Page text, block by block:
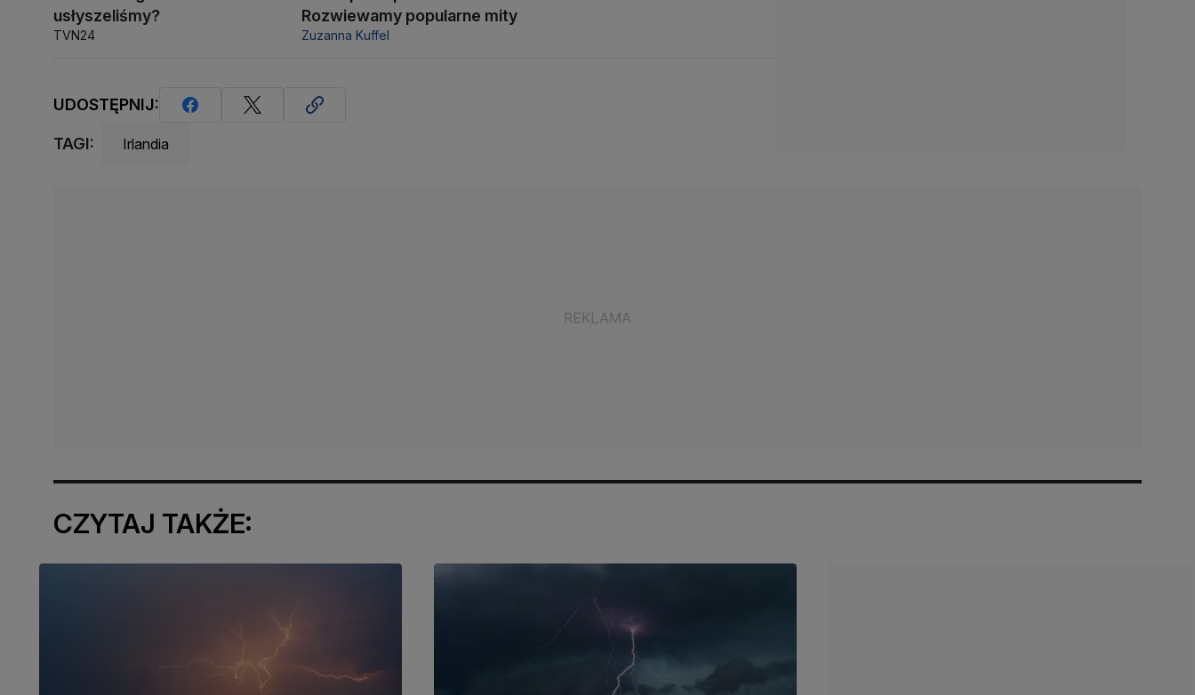
usłyszeliśmy?
TVN24
Rozwiewamy popularne mity
Zuzanna Kuffel
UDOSTĘPNIJ:
TAGI: Irlandia
CZYTAJ TAKŻE: